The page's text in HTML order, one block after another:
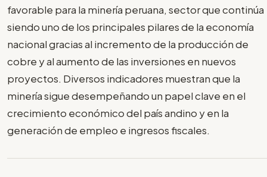
favorable para la minería peruana, sector que continúa
siendo uno de los principales pilares de la economía
nacional gracias al incremento de la producción de
cobre y al aumento de las inversiones en nuevos
proyectos. Diversos indicadores muestran que la
minería sigue desempeñando un papel clave en el
crecimiento económico del país andino y en la
generación de empleo e ingresos fiscales.